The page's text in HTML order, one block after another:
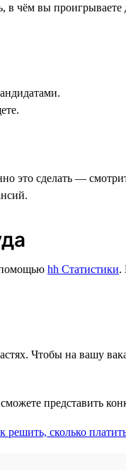
в чём вы
это сделать —
помощью hh Статистики.
Чтобы на вашу
представить